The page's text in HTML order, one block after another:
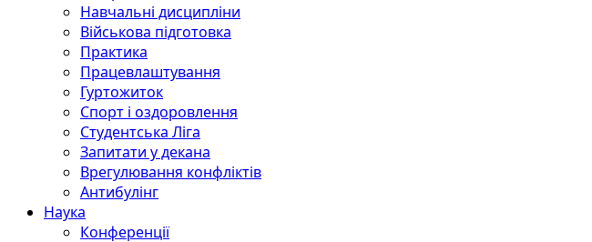
Навчальні дисципліни
Військова підготовка
Практика
Працевлаштування
Гуртожиток
Спорт і оздоровлення
Студентська Ліга
Запитати у декана
Врегулювання конфліктів
Антибулінг
Наука
Конференції